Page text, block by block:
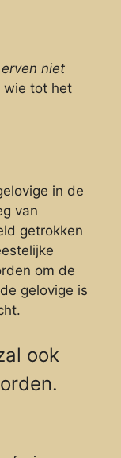
niet
wie tot het
in de
van
getrokken
om de
gelovige is
ook